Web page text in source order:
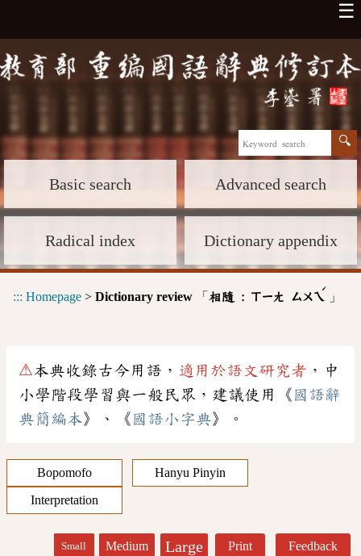
☰
Basic search Advanced search
Radical index Dictionary appendix
::: Homepage > Dictionary review 「 相隨 : ㄒㄧㄤ ㄙㄨㄟ
ˊ
」
⚠本典收錄古今用語， 適用於語文研究者 ，中
小學階段學習與一般民眾，建議使用《 國語辭
典簡編本》、《 國語小字典》。
Bopomofo
Hanyu Pinyin
Interpretation
Small Medium Large Print Feedback